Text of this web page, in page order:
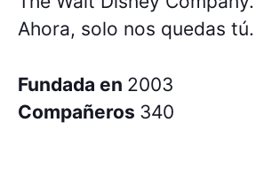
Ahora, solo nos quedas tú.
Fundada en 2003
Compañeros 340